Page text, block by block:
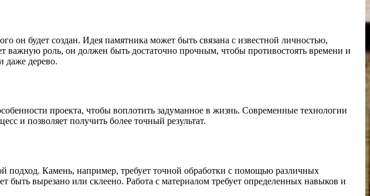
он будет создан. Идея памятника может быть связана с известной личностью,
важную роль, он должен быть достаточно прочным, чтобы противостоять времени и
даже дерево.
проекта, чтобы воплотить задуманное в жизнь. Современные технологии
и позволяет получить более точный результат.
подход. Камень, например, требует точной обработки с помощью различных
вырезано или склеено. Работа с материалом требует определенных навыков и